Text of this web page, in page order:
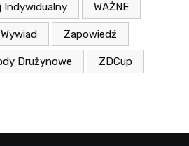
Indywidualny WAŻNE
Wywiad Zapowiedź
Drużynowe ZDCup